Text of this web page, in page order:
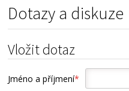
Dotazy a diskuze
Vložit dotaz
Jméno a příjmení*